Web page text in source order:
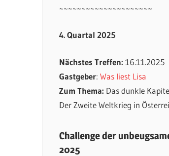
~~~~~~~~~~~~~~~~~~~~~
4. Quartal 2025
Nächstes Treffen: 16.11.2025
Gastgeber: Was liest Lisa
Zum Thema: Das dunkle
Der Zweite Weltkrieg in
Challenge der
2025